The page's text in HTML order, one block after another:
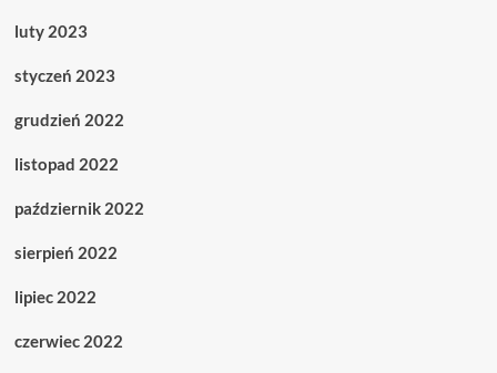
luty 2023
styczeń 2023
grudzień 2022
listopad 2022
październik 2022
sierpień 2022
lipiec 2022
czerwiec 2022